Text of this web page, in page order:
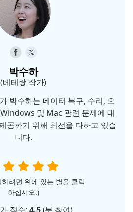
박수하
(베테랑 작가)
박수하는 데이터 복구, 수리, 오
및 Mac 관련 문제에 대
공하기 위해 최선을 다하고 있습
니다.
려면 위에 있는 별을 클릭
하십시오.)
점수: 4.5(분 참여)